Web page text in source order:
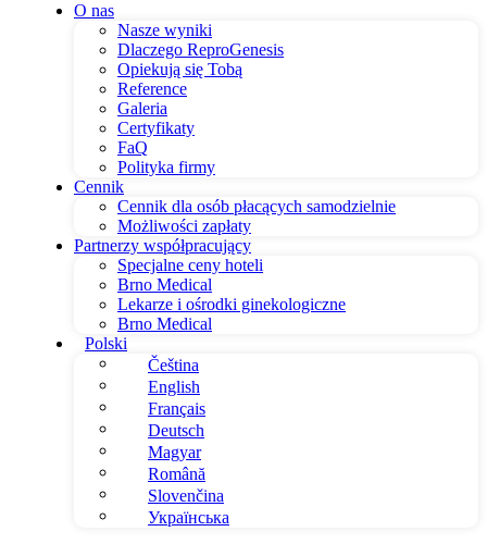
O nas
Nasze wyniki
Dlaczego ReproGenesis
Opiekują się Tobą
Reference
Galeria
Certyfikaty
FaQ
Polityka firmy
Cennik
Cennik dla osób płacących samodzielnie
Możliwości zapłaty
Partnerzy współpracujący
Specjalne ceny hoteli
Brno Medical
Lekarze i ośrodki ginekologiczne
Brno Medical
Polski
Čeština
English
Français
Deutsch
Magyar
Română
Slovenčina
Українська